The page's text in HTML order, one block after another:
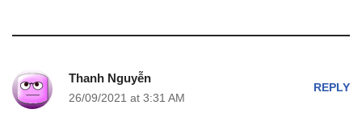
Thanh Nguyễn
26/09/2021 at 3:31 AM
REPLY